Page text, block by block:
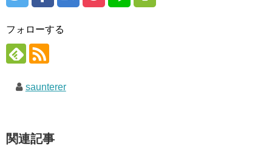
フォローする
saunterer
関連記事